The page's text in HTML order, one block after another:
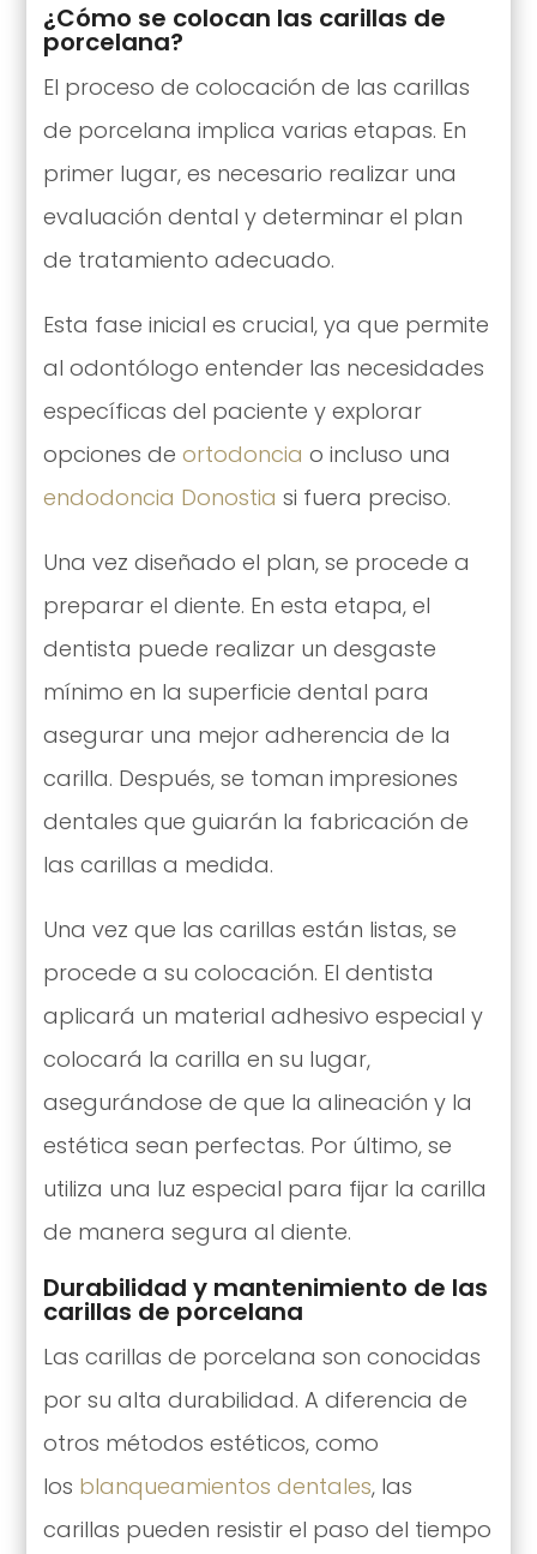
¿Cómo se colocan las carillas de
porcelana?
El proceso de colocación de las carillas
de porcelana implica varias etapas. En
primer lugar, es necesario realizar una
evaluación dental y determinar el plan
de tratamiento adecuado.
Esta fase inicial es crucial, ya que permite
al odontólogo entender las necesidades
específicas del paciente y explorar
opciones de ortodoncia o incluso una
endodoncia Donostia si fuera preciso.
Una vez diseñado el plan, se procede a
preparar el diente. En esta etapa, el
dentista puede realizar un desgaste
mínimo en la superficie dental para
asegurar una mejor adherencia de la
carilla. Después, se toman impresiones
dentales que guiarán la fabricación de
las carillas a medida.
Una vez que las carillas están listas, se
procede a su colocación. El dentista
aplicará un material adhesivo especial y
colocará la carilla en su lugar,
asegurándose de que la alineación y la
estética sean perfectas. Por último, se
utiliza una luz especial para fijar la carilla
de manera segura al diente.
Durabilidad y mantenimiento de las
carillas de porcelana
Las carillas de porcelana son conocidas
por su alta durabilidad. A diferencia de
otros métodos estéticos, como
los blanqueamientos dentales, las
carillas pueden resistir el paso del tiempo